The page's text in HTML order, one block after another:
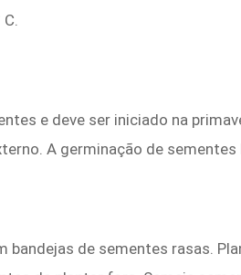
e deve ser iniciado na
A germinação de sementes
de sementes rasas.